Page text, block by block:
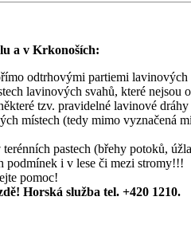
a v Krkonoších:
odtrhovými partiemi
lavinových svahů, které nejsou
tzv. pravidelné lavinové
místech (tedy mimo vyznačená
terénních pastech (břehy potoků,
podmínek i v lese či mezi stromy!!!
pomoc!
Horská služba tel. +420 1210.